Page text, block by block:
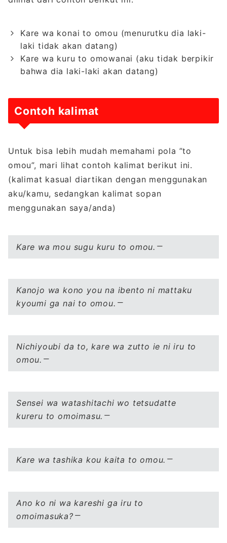
Kare wa konai to omou (menurutku dia laki-
laki tidak akan datang)
Kare wa kuru to omowanai (aku tidak berpikir
bahwa dia laki-laki akan datang)
Contoh kalimat
Untuk bisa lebih mudah memahami pola ”to
omou”, mari lihat contoh kalimat berikut ini.
(kalimat kasual diartikan dengan menggunakan
aku/kamu, sedangkan kalimat sopan
menggunakan saya/anda)
Kare wa mou sugu kuru to omou.
Kanojo wa kono you na ibento ni mattaku
kyoumi ga nai to omou.
Nichiyoubi da to, kare wa zutto ie ni iru to
omou.
Sensei wa watashitachi wo tetsudatte
kureru to omoimasu.
Kare wa tashika kou kaita to omou.
Ano ko ni wa kareshi ga iru to
omoimasuka?